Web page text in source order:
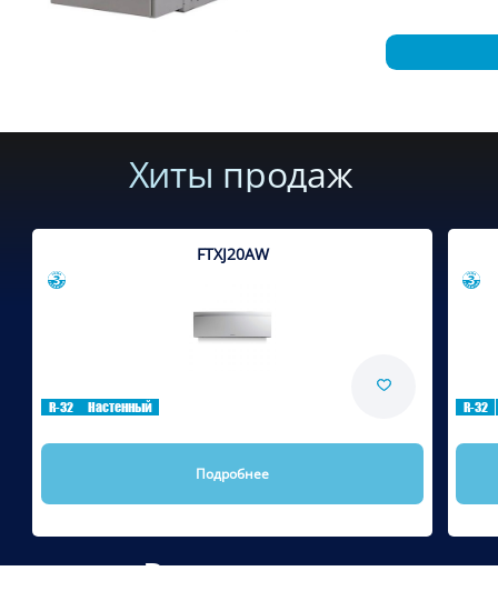
Хиты продаж
FTXJ20AW
R-32 Настенный
Подробнее
R-32
Рекомендуем